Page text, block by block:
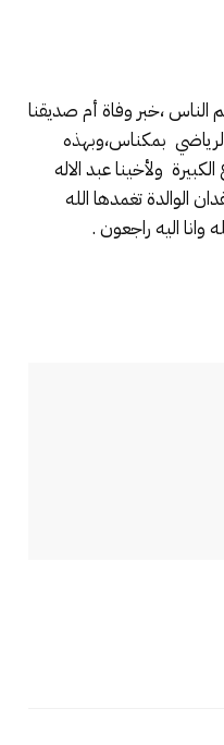
،خبر وفاة أم صديقنا
بمكناس،وبهذه
ولأخينا عبد الاله
الوالدة تغمدها الله
وانا اليه راجعون .